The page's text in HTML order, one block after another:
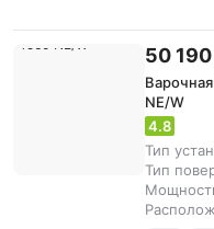
50
NE/W
4.8
Тип
Тип